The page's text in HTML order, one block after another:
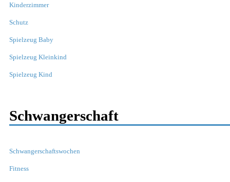
Kinderzimmer
Schutz
Spielzeug Baby
Spielzeug Kleinkind
Spielzeug Kind
Schwangerschaft
Schwangerschaftswochen
Fitness